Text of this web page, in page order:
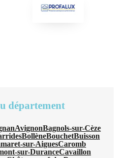
département
AvignonBagnols-sur-Cèze
BollèneBouchetBuisson
sur-AiguesCaromb
sur-DuranceCavaillon